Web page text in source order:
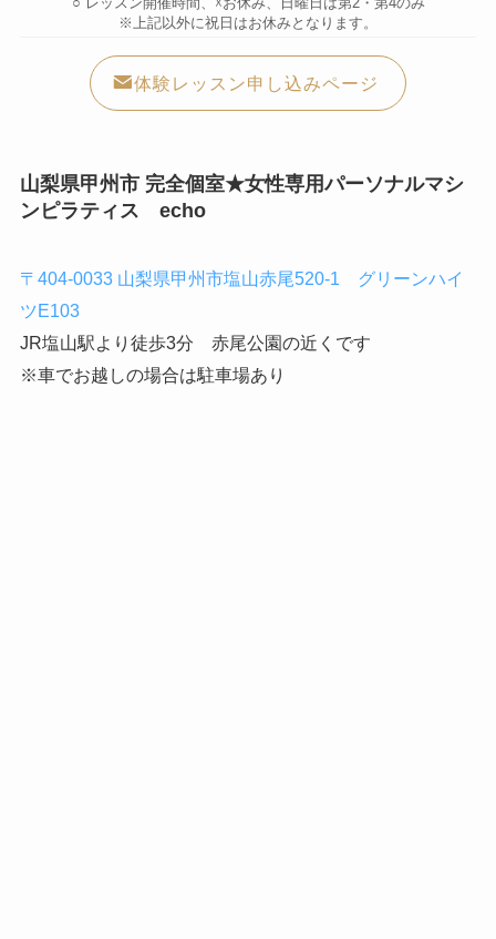
※上記以外に祝日はお休みとなります。
体験レッスン申し込みページ
山梨県甲州市 完全個室★女性専用パーソナルマシ
ンピラティス echo
〒404‐0033 山梨県甲州市塩山赤尾520‐1 グリーンハイ
ツE103
JR塩山駅より徒歩3分 赤尾公園の近くです
※車でお越しの場合は駐車場あり